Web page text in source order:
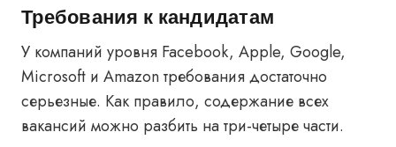
Требования к кандидатам
У компаний уровня Facebook, Apple, Google,
Microsoft и Amazon требования достаточно
серьезные. Как правило, содержание всех
вакансий можно разбить на три-четыре части.